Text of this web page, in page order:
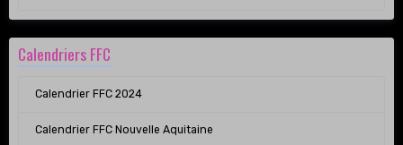
Calendriers FFC
Calendrier FFC 2024
Calendrier FFC Nouvelle Aquitaine